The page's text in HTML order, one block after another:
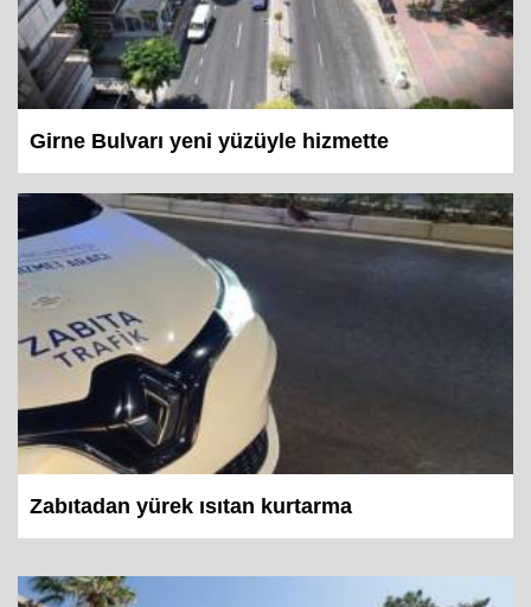
Girne Bulvarı yeni yüzüyle hizmette
Zabıtadan yürek ısıtan kurtarma